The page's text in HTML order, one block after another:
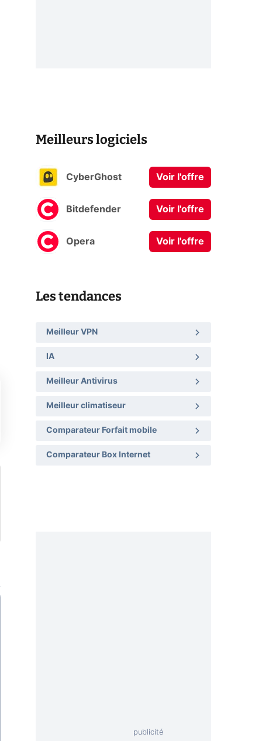
Meilleurs logiciels
CyberGhost Voir l'offre
Bitdefender Voir l'offre
Opera Voir l'offre
Les tendances
Meilleur VPN
IA
Meilleur Antivirus
Meilleur climatiseur
Comparateur Forfait mobile
Comparateur Box Internet